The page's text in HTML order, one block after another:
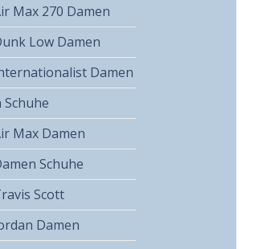
Max 270 Damen
Low Damen
Damen
Schuhe
Max Damen
Schuhe
Scott
Damen